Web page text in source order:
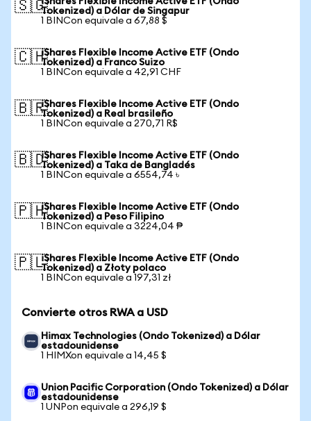
🇸🇬Tokenized) a Dólar de Singapur
1 BINCon equivale a 67,88 $
🇨🇭iShares Flexible Income Active ETF (Ondo
Tokenized) a Franco Suizo
1 BINCon equivale a 42,91 CHF
🇧🇷iShares Flexible Income Active ETF (Ondo
Tokenized) a Real brasileño
1 BINCon equivale a 270,71 R$
🇧🇩iShares Flexible Income Active ETF (Ondo
Tokenized) a Taka de Bangladés
1 BINCon equivale a 6554,74 ৳
🇵🇭iShares Flexible Income Active ETF (Ondo
Tokenized) a Peso Filipino
1 BINCon equivale a 3224,04 ₱
🇵🇱iShares Flexible Income Active ETF (Ondo
Tokenized) a Złoty polaco
1 BINCon equivale a 197,31 zł
Convierte otros RWA a USD
Himax Technologies (Ondo Tokenized) a Dólar
estadounidense
1 HIMXon equivale a 14,45 $
Union Pacific Corporation (Ondo Tokenized) a Dólar
estadounidense
1 UNPon equivale a 296,19 $